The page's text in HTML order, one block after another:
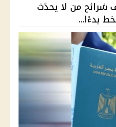
شرائح من لا يحدّث
بدءًا...